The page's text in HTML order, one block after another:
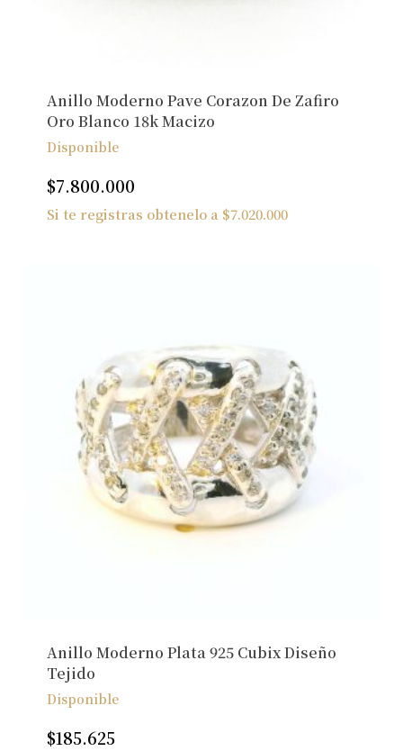
Anillo Moderno Pave Corazon De Zafiro
Oro Blanco 18k Macizo
Disponible
$7.800.000
Si te registras obtenelo a $7.020.000
Anillo Moderno Plata 925 Cubix Diseño
Tejido
Disponible
$185.625